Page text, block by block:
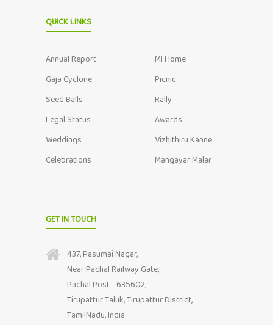
QUICK LINKS
Annual Report
MI Home
Gaja Cyclone
Picnic
Seed Balls
Rally
Legal Status
Awards
Weddings
Vizhithiru Kanne
Celebrations
Mangayar Malar
GET IN TOUCH
437, Pasumai Nagar,
Near Pachal Railway Gate,
Pachal Post - 635602,
Tirupattur Taluk, Tirupattur District,
TamilNadu, India.